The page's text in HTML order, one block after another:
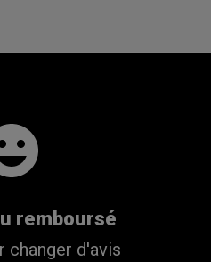
remboursé
changer d'avis